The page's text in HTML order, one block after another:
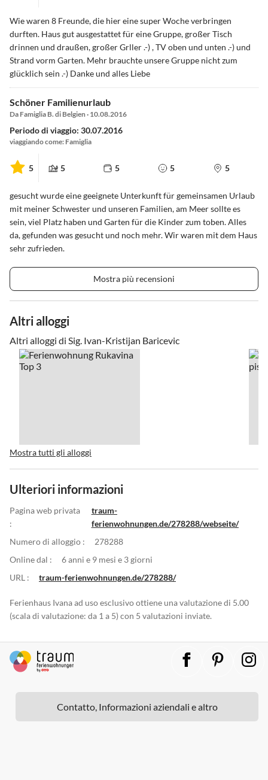
Wie waren 8 Freunde, die hier eine super Woche verbringen
durften. Haus gut ausgestattet für eine Gruppe, großer Tisch
drinnen und draußen, großer Grller .-) , TV oben und unten .-) und
Strand vorm Garten. Mehr brauchte unsere Gruppe nicht zum
glücklich sein .-) Danke und alles Liebe
Schöner Familienurlaub
Da Famiglia B. di Belgien · 10.08.2016
Periodo di viaggio: 30.07.2016
viaggiando come: Famiglia
5 5 5 5 5
gesucht wurde eine geeignete Unterkunft für gemeinsamen Urlaub
mit meiner Schwester und unseren Familien, am Meer sollte es
sein, viel Platz haben und Garten für die Kinder zum toben. Alles
da, gefunden was gesucht und noch mehr. Wir waren mit dem Haus
sehr zufrieden.
Mostra più recensioni
Altri alloggi
Altri alloggi di Sig. Ivan-Kristijan Baricevic
Mostra tutti gli alloggi
Ulteriori informazioni
Pagina web privata
:
traum-
ferienwohnungen.de/278288/webseite/
Numero di alloggio :
278288
Online dal :
6 anni e 9 mesi e 3 giorni
URL :
traum-ferienwohnungen.de/278288/
Ferienhaus Ivana ad uso esclusivo ottiene una valutazione di 5.00
(scala di valutazione: da 1 a 5) con 5 valutazioni inviate.
Contatto, Informazioni aziendali e altro